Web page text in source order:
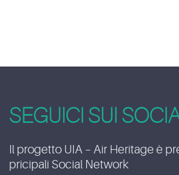
SEGUICI SUI
Il progetto UIA – Air Heritage è
pricipali Social Network